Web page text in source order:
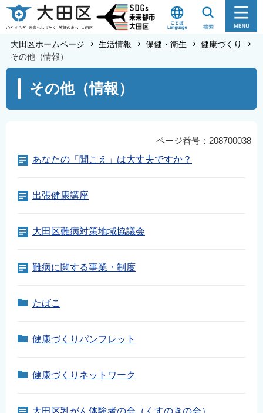
こ
の
ジ
大田区ホームページ 生活情報 保健・衛生
健康づくり
その他（情報）
こ
その他（情報）
ページ番号：208700038
あなたの「聞こえ」は大丈夫ですか？
出張健康講座
大田区難病対策地域協議会
難病に関する事業・制度
たばこ
健康づくりパンフレット
健康づくりネットワーク